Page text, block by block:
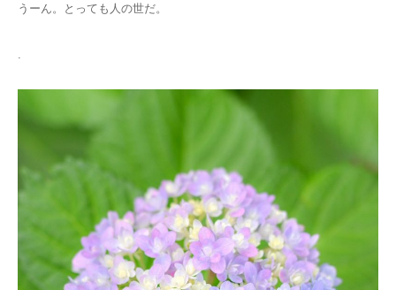
うーん。とっても人の世だ。